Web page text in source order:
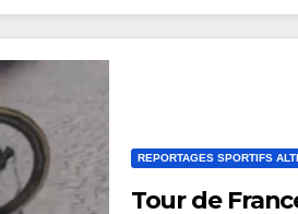
REPORTAGES SPORTIFS
Tour de